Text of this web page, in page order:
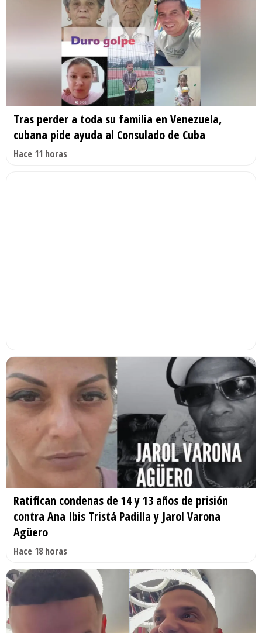
Tras perder a toda su familia en Venezuela,
cubana pide ayuda al Consulado de Cuba
Hace 11 horas
Ratifican condenas de 14 y 13 años de prisión
contra Ana Ibis Tristá Padilla y Jarol Varona
Agüero
Hace 18 horas